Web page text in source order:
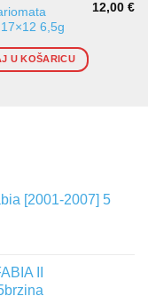
6,5g
12,00€
U KOŠARICU
[2001-2007] 5
II